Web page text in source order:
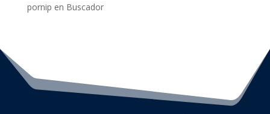
pornip en Buscador